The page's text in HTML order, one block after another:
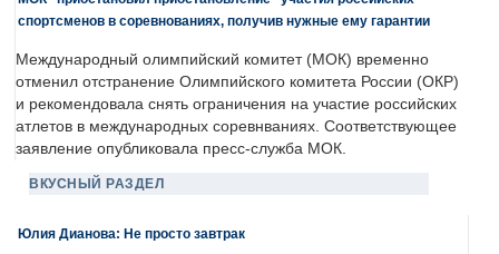
спортсменов в соревнованиях, получив нужные ему гарантии
Международный олимпийский комитет (МОК) временно
отменил отстранение Олимпийского комитета России (ОКР)
и рекомендовала снять ограничения на участие российских
атлетов в международных соревнваниях. Соответствующее
заявление опубликовала пресс-служба МОК.
ВКУСНЫЙ РАЗДЕЛ
Юлия Дианова: Не просто завтрак